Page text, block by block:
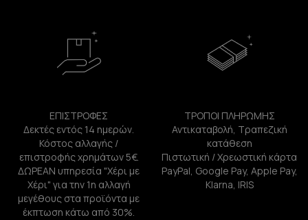
ΕΠΙΣΤΡΟΦΕΣ
Δεκτές εντός 14 ημερών.
Κόστος αλλαγής /
επιστροφής χρημάτων 5€.
ΔΩΡΕΑΝ υπηρεσία "Χέρι με
Χέρι" για την 1η αλλαγή
μεγέθους στα προϊόντα με
έκπτωση κάτω από 30%.
ΤΡΟΠΟΙ ΠΛΗΡΩΜΗΣ
Αντικαταβολή, Τραπεζική
κατάθεση
Πιστωτική / Χρεωστική κάρτα
PayPal, Google Pay, Apple Pay,
Klarna, IRIS